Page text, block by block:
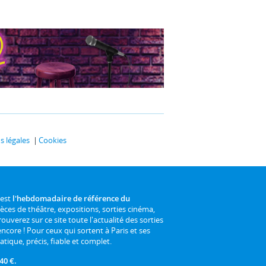
légales Cookies
l'hebdomadaire de référence du
de théâtre, expositions, sorties cinéma,
sur ce site toute l'actualité des sorties
! Pour ceux qui sortent à Paris et ses
précis, fiable et complet.
€.